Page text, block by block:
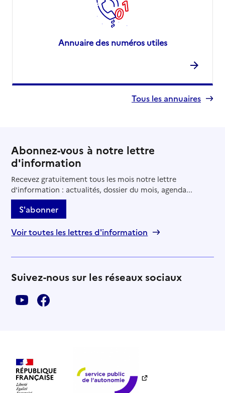
Annuaire des numéros utiles
Tous les annuaires
Abonnez-vous à notre lettre
d'information
Recevez gratuitement tous les mois notre lettre
d'information : actualités, dossier du mois, agenda...
S'abonner
Voir toutes les lettres d'information
Suivez-nous sur les réseaux sociaux